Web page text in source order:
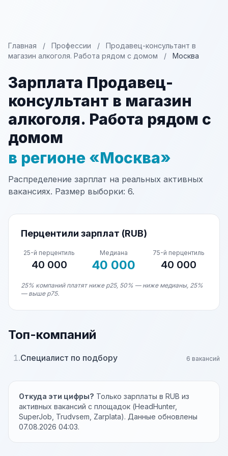
Главная / Профессии /
Продавец-консультант в
магазин алкоголя. Работа рядом с домом
/ Москва
Зарплата Продавец-
консультант в магазин
алкоголя. Работа рядом с
домом
в регионе «Москва»
Распределение зарплат на реальных активных
вакансиях. Размер выборки: 6.
Перцентили зарплат (RUB)
25-й перцентиль
40 000
Медиана
40 000
75-й перцентиль
40 000
25% компаний платят ниже p25, 50% — ниже медианы, 25%
— выше p75.
Топ-компаний
1.Специалист по подбору 6 вакансий
Откуда эти цифры? Только зарплаты в RUB из
активных вакансий с площадок (HeadHunter,
SuperJob, Trudvsem, Zarplata). Данные обновлены
07.08.2026 04:03.